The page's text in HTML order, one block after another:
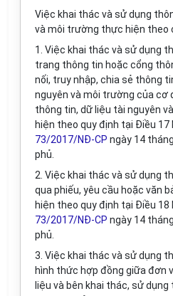
Việc khai thác và sử dụng
và môi trường thực hiện theo
1. Việc khai thác và sử dụng
trang thông tin hoặc cổng
nối, truy nhập, chia sẻ thông
nguyên và môi trường của cơ
thông tin, dữ liệu tài nguyên
hiện theo quy định tại Điều 17
73/2017/NĐ-CP ngày 14
phủ.
2. Việc khai thác và sử dụng
qua phiếu, yêu cầu hoặc văn
hiện theo quy định tại Điều 18
73/2017/NĐ-CP ngày 14
phủ.
3. Việc khai thác và sử dụng
hình thức hợp đồng giữa đơn
liệu và bên khai thác, sử